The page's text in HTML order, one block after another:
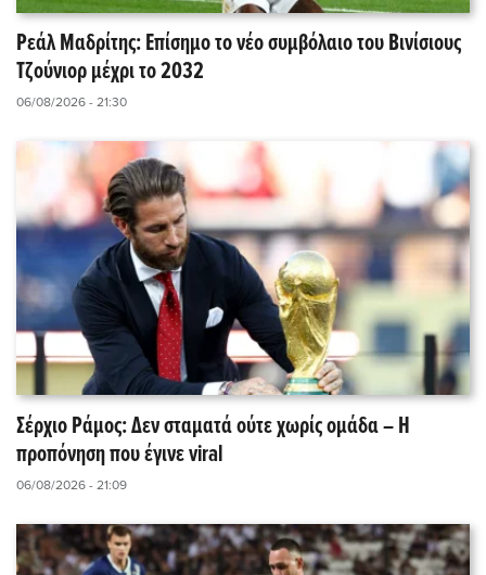
Ρεάλ Μαδρίτης: Επίσημο το νέο συμβόλαιο του Βινίσιους
Τζούνιορ μέχρι το 2032
06/08/2026 - 21:30
Σέρχιο Ράμος: Δεν σταματά ούτε χωρίς ομάδα – Η
προπόνηση που έγινε viral
06/08/2026 - 21:09